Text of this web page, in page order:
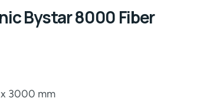
Bystar 8000 Fiber
3000 mm